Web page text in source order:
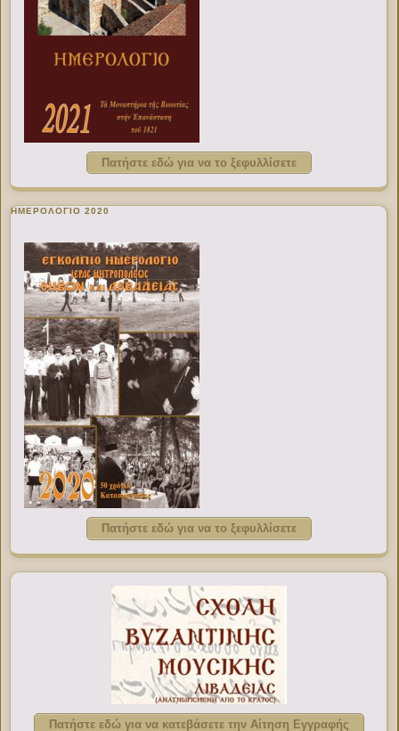
Πατήστε εδώ για να το ξεφυλλίσετε
ΗΜΕΡΟΛΟΓΙΟ 2020
Πατήστε εδώ για να το ξεφυλλίσετε
Πατήστε εδώ για να κατεβάσετε την Αίτηση Εγγραφής